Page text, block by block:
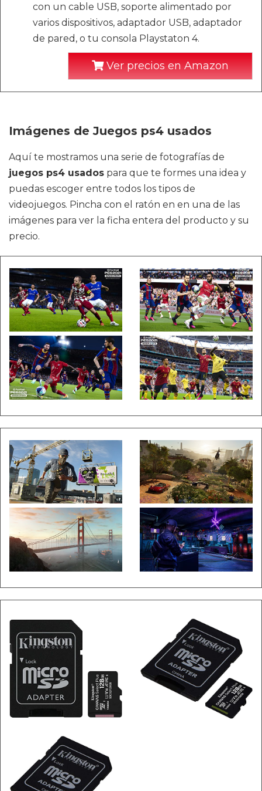
con un cable USB, soporte alimentado por
varios dispositivos, adaptador USB, adaptador
de pared, o tu consola Playstaton 4.
Ver precios en Amazon
Imágenes de Juegos ps4 usados
Aquí te mostramos una serie de fotografías de
juegos ps4 usados para que te formes una idea y
puedas escoger entre todos los tipos de
videojuegos. Pincha con el ratón en en una de las
imágenes para ver la ficha entera del producto y su
precio.